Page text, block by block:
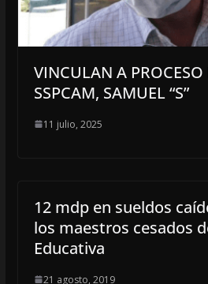
VINCULAN A PROCESO
SSPCAM, SAMUEL “S”
11 julio, 2025
12 mdp en sueldos
los maestros cesados
Educativa
21 agosto, 2019